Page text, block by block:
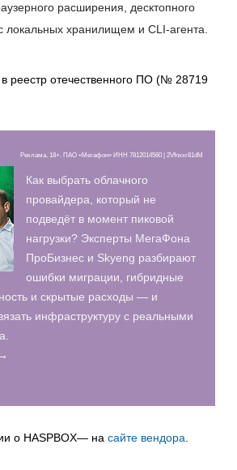
расширения, десктопного
локальных хранилищем и CLI-агента.
реестр отечественного ПО (№ 28719
Реклама, 18+. ПАО «Мегафон» ИНН 7812014560 | 2Vfnxxr81dM
Как выбрать облачного
провайдера, который не
подведёт в момент пиковой
нагрузки? Эксперты МегаФона
ПроБизнес и Skyeng разбирают
ошибки миграции, гибридные
и скрытые расходы — и
инфраструктуру с реальными
о HASPBOX— на сайте вендора.